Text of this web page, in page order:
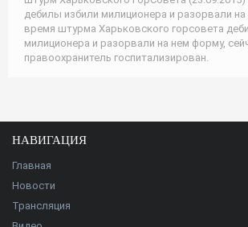
дебилы избили милиционера и разорвали
время штурма Харьковского горсовета
милиционера и разорвали на нем форму,
правоохранитель госпитализирован.
НАВИГАЦИЯ
Главная
Новости
Трансляция